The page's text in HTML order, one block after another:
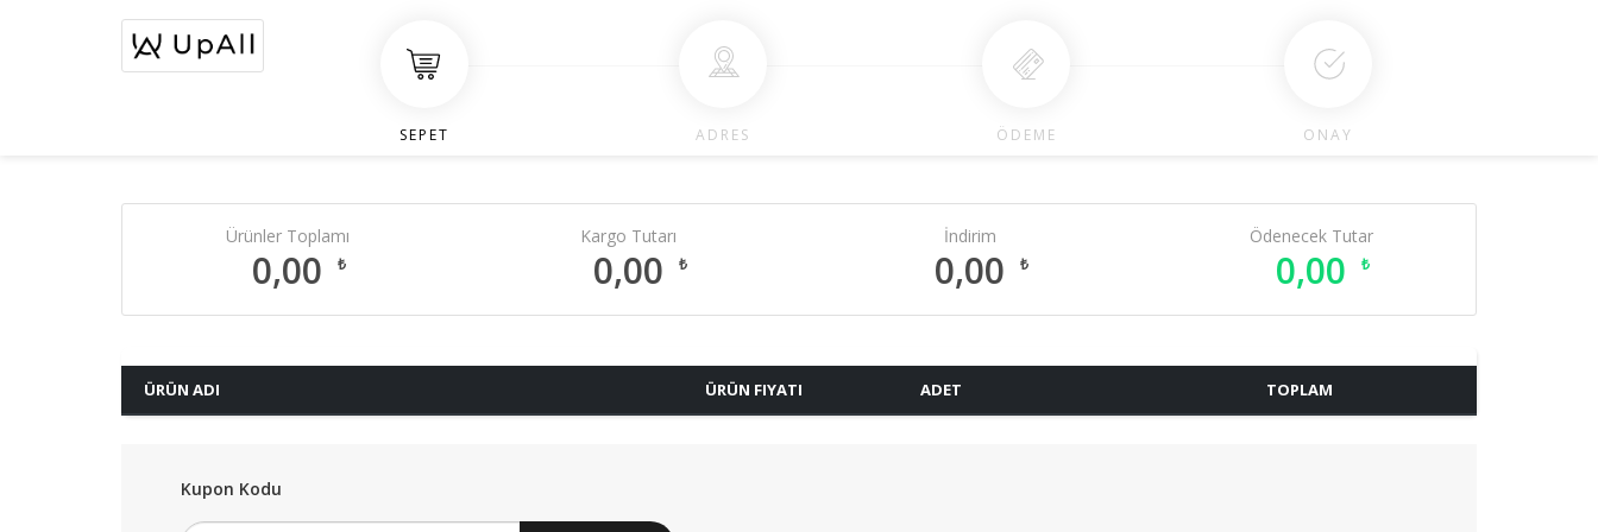
SEPET ADRES ÖDEME ONAY
Ürünler Toplamı
0,00 ₺
Kargo Tutarı
0,00 ₺
İndirim
0,00 ₺
Ödenecek Tutar
0,00 ₺
ÜRÜN ADI ÜRÜN FIYATI ADET TOPLAM
Kupon Kodu